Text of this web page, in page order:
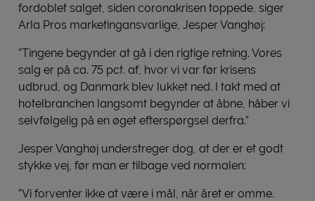
fordoblet salget, siden coronakrisen toppede, siger
Arla Pros marketingansvarlige, Jesper Vanghøj:
”Tingene begynder at gå i den rigtige retning. Vores
salg er på ca. 75 pct. af, hvor vi var før krisens
udbrud, og Danmark blev lukket ned. I takt med at
hotelbranchen langsomt begynder at åbne, håber vi
selvfølgelig på en øget efterspørgsel derfra.”
Jesper Vanghøj understreger dog, at der er et godt
stykke vej, før man er tilbage ved normalen:
”Vi forventer ikke at være i mål, når året er omme.